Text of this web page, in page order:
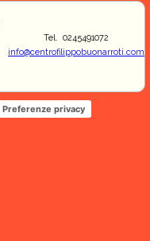
Tel. 0245491072
info@centrofilippobuonarroti.com
Preferenze privacy